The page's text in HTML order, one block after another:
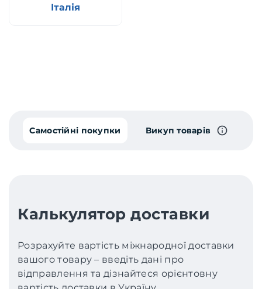
Італія
Самостійні покупки Викуп товарів
Калькулятор доставки
Розрахуйте вартість міжнародної доставки
вашого товару – введіть дані про
відправлення та дізнайтеся орієнтовну